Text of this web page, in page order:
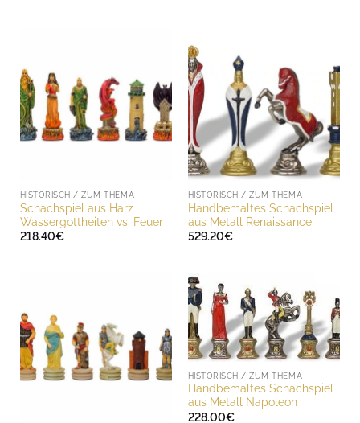
HISTORISCH / ZUM THEMA
Schachspiel aus Harz
Wassergottheiten vs. Feuer
218.40€
HISTORISCH / ZUM THEMA
Handbemaltes Schachspiel
aus Metall Renaissance
529.20€
HISTORISCH / ZUM THEMA
Handbemaltes Schachspiel
aus Metall Napoleon
228.00€